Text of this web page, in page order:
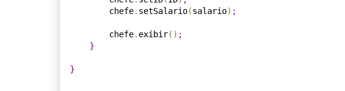
        chefe
. setSalario(salario) ;
        chefe
. exibir( ) ;
}
}